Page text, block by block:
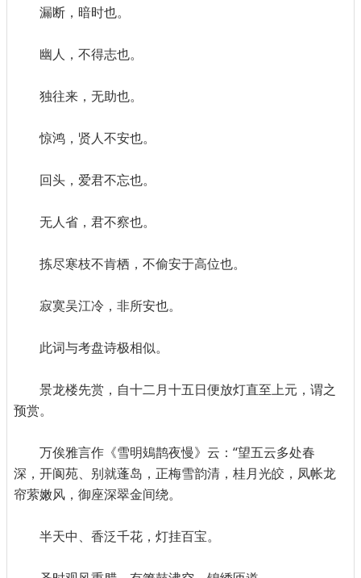
漏断，暗时也。
幽人，不得志也。
独往来，无助也。
惊鸿，贤人不安也。
回头，爱君不忘也。
无人省，君不察也。
拣尽寒枝不肯栖，不偷安于高位也。
寂寞吴江冷，非所安也。
此词与考盘诗极相似。
景龙楼先赏，自十二月十五日便放灯直至上元，谓之
预赏。
万俟雅言作《雪明鳷鹊夜慢》云：“望五云多处春
深，开阆苑、别就蓬岛，正梅雪韵清，桂月光皎，凤帐龙
帘萦嫩风，御座深翠金间绕。
半天中、香泛千花，灯挂百宝。